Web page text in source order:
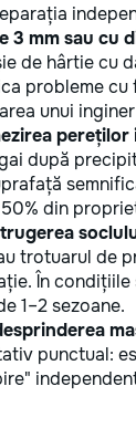
3 mm sau cu
de hârtie cu
probleme
unui
după
din
trotuarul de
În
1–2 sezoane.
punctual: